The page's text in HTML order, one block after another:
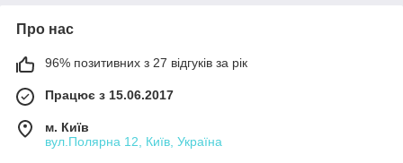
Про нас
96% позитивних з 27 відгуків за рік
Працює з 15.06.2017
м. Київ
вул.Полярна 12, Київ, Україна